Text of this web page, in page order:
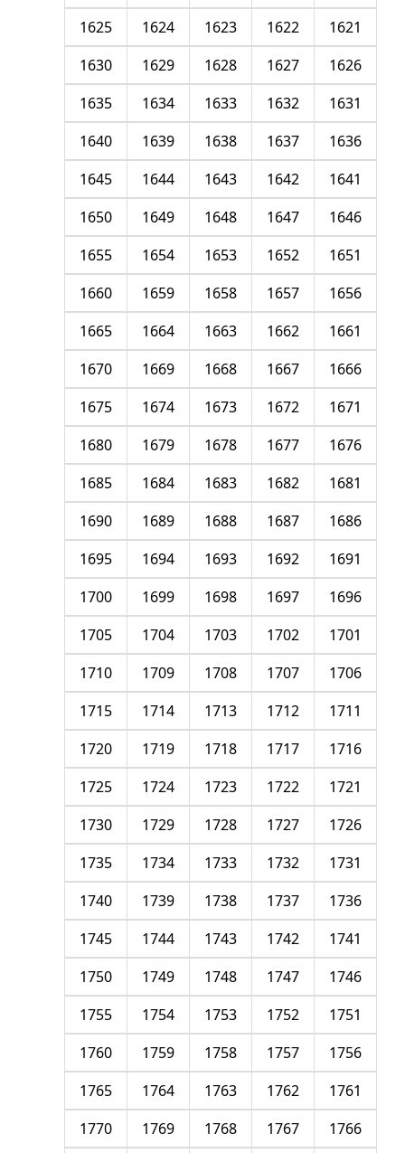
1621
1622
1623
1624
1625
1626
1627
1628
1629
1630
1631
1632
1633
1634
1635
1636
1637
1638
1639
1640
1641
1642
1643
1644
1645
1646
1647
1648
1649
1650
1651
1652
1653
1654
1655
1656
1657
1658
1659
1660
1661
1662
1663
1664
1665
1666
1667
1668
1669
1670
1671
1672
1673
1674
1675
1676
1677
1678
1679
1680
1681
1682
1683
1684
1685
1686
1687
1688
1689
1690
1691
1692
1693
1694
1695
1696
1697
1698
1699
1700
1701
1702
1703
1704
1705
1706
1707
1708
1709
1710
1711
1712
1713
1714
1715
1716
1717
1718
1719
1720
1721
1722
1723
1724
1725
1726
1727
1728
1729
1730
1731
1732
1733
1734
1735
1736
1737
1738
1739
1740
1741
1742
1743
1744
1745
1746
1747
1748
1749
1750
1751
1752
1753
1754
1755
1756
1757
1758
1759
1760
1761
1762
1763
1764
1765
1766
1767
1768
1769
1770